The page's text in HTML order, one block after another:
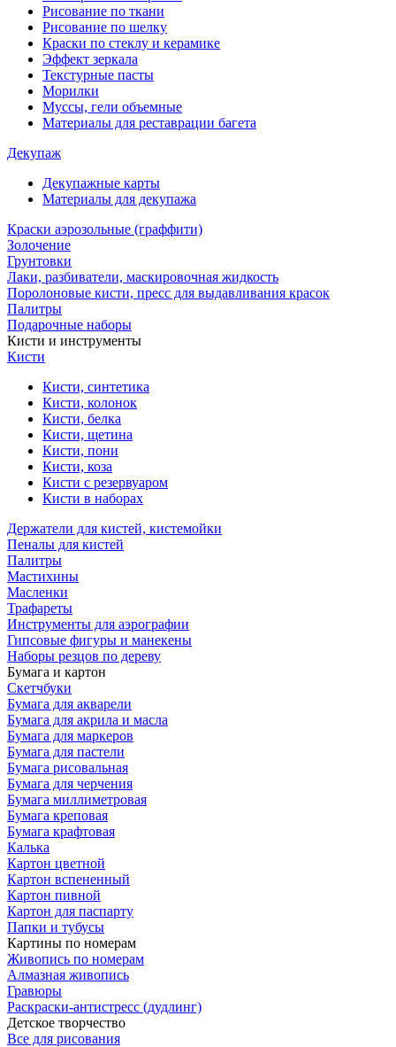
Рисование по ткани
Рисование по шелку
Краски по стеклу и керамике
Эффект зеркала
Текстурные пасты
Морилки
Муссы, гели объемные
Материалы для реставрации багета
Декупаж
Декупажные карты
Материалы для декупажа
Краски аэрозольные (граффити)
Золочение
Грунтовки
Лаки, разбиватели, маскировочная жидкость
Поролоновые кисти, пресс для выдавливания красок
Палитры
Подарочные наборы
Кисти и инструменты
Кисти
Кисти, синтетика
Кисти, колонок
Кисти, белка
Кисти, щетина
Кисти, пони
Кисти, коза
Кисти с резервуаром
Кисти в наборах
Держатели для кистей, кистемойки
Пеналы для кистей
Палитры
Мастихины
Масленки
Трафареты
Инструменты для аэрографии
Гипсовые фигуры и манекены
Наборы резцов по дереву
Бумага и картон
Скетчбуки
Бумага для акварели
Бумага для акрила и масла
Бумага для маркеров
Бумага для пастели
Бумага рисовальная
Бумага для черчения
Бумага миллиметровая
Бумага креповая
Бумага крафтовая
Калька
Картон цветной
Картон вспененный
Картон пивной
Картон для паспарту
Папки и тубусы
Картины по номерам
Живопись по номерам
Алмазная живопись
Гравюры
Раскраски-антистресс (дудлинг)
Детское творчество
Все для рисования